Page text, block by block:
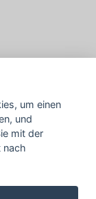
um einen
und
mit der
nach